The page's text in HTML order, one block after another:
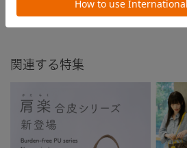
関連する特集